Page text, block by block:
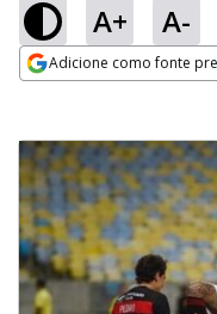
A+ A-
Adicione como fonte